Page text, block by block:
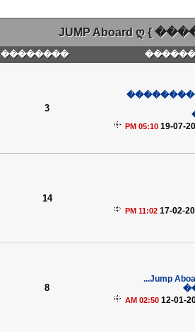
JUMP Aboard ღ {
���
��������
�����
19-07-
05:10 PM
3
17-02-
11:02 PM
14
Jump
12-01-
02:50 AM
8